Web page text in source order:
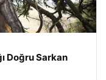
Doğru Sarkan